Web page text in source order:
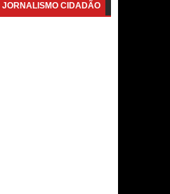
CIDADÃO